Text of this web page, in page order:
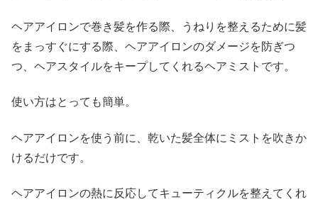
ヘアアイロンで巻き髪を作る際、うねりを整えるために髪
をまっすぐにする際、ヘアアイロンのダメージを防ぎつ
つ、ヘアスタイルをキープしてくれるヘアミストです。
使い方はとっても簡単。
ヘアアイロンを使う前に、乾いた髪全体にミストを吹きか
けるだけです。
ヘアアイロンの熱に反応してキューティクルを整えてくれ